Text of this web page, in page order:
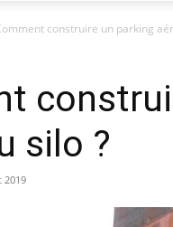
construire un parking
silo ?
2019